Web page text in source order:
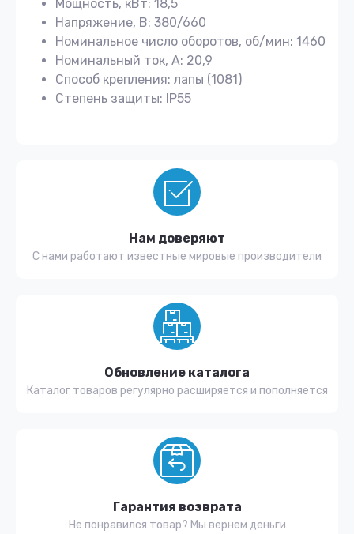
Мощность, кВт: 18,5
Напряжение, В: 380/660
Номинальное число оборотов, об/мин: 1460
Номинальный ток, А: 20,9
Способ крепления: лапы (1081)
Степень защиты: IP55
Нам доверяют
С нами работают известные мировые производители
Обновление каталога
Каталог товаров регулярно расширяется и пополняется
Гарантия возврата
Не понравился товар? Мы вернем деньги